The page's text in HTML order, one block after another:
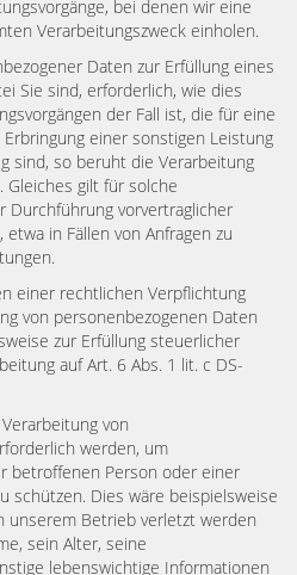
bei denen wir eine
Verarbeitungszweck einholen.
Daten zur Erfüllung eines
Sie sind, erforderlich, wie dies
der Fall ist, die für eine
einer sonstigen Leistung
sind, so beruht die Verarbeitung
Gleiches gilt für solche
Durchführung vorvertraglicher
in Fällen von Anfragen zu
einer rechtlichen Verpflichtung
von personenbezogenen Daten
zur Erfüllung steuerlicher
auf Art. 6 Abs. 1 lit. c DS-
von
werden, um
betroffenen Person oder einer
schützen. Dies wäre beispielsweise
unserem Betrieb verletzt werden
sein Alter, seine
lebenswichtige Informationen